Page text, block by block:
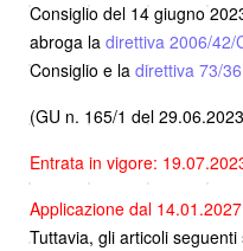
Consiglio del 14 giugno
abroga la direttiva 2006/42/
Consiglio e la direttiva 73/
(GU n. 165/1 del
Entrata in vigore:
Applicazione dal 14.01.2027
Tuttavia, gli articoli